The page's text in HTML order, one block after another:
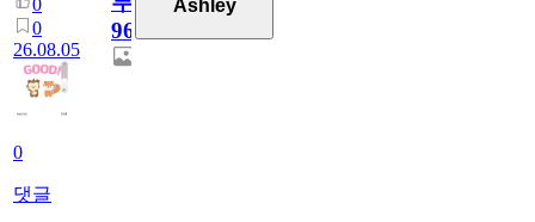
0
26.08.05
0
댓글
96
Ashley